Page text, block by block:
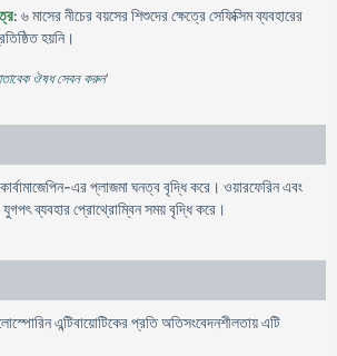
: ৬ মাসের নীচের বয়সের শিশুদের ক্ষেত্রে সেফিক্সিম ব্যবহারের
হয়নি।
ঔষধ সেবন করুন'
কার্বামাজেপিন-এর প্লাজমা ঘনত্ব বৃদ্ধি করে। ওয়ারফেরিন এবং
ব্যবহার প্রোথ্রোম্বিন সময় বৃদ্ধি করে।
এন্টিবায়োটিকের প্রতি অতিসংবেদনশীলতায় এটি